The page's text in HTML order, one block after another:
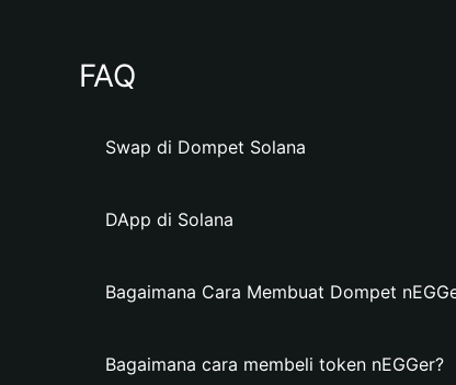
FAQ
Swap di Dompet Solana
DApp di Solana
Bagaimana Cara Membuat Dompet
Bagaimana cara membeli token nEGGer?